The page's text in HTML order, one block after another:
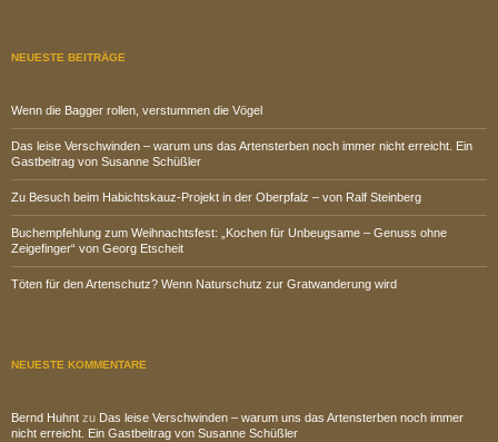
NEUESTE BEITRÄGE
Wenn die Bagger rollen, verstummen die Vögel
Das leise Verschwinden – warum uns das Artensterben noch immer nicht erreicht. Ein
Gastbeitrag von Susanne Schüßler
Zu Besuch beim Habichtskauz-Projekt in der Oberpfalz – von Ralf Steinberg
Buchempfehlung zum Weihnachtsfest: „Kochen für Unbeugsame – Genuss ohne
Zeigefinger“ von Georg Etscheit
Töten für den Artenschutz? Wenn Naturschutz zur Gratwanderung wird
NEUESTE KOMMENTARE
Bernd Huhnt zu Das leise Verschwinden – warum uns das Artensterben noch immer
nicht erreicht. Ein Gastbeitrag von Susanne Schüßler